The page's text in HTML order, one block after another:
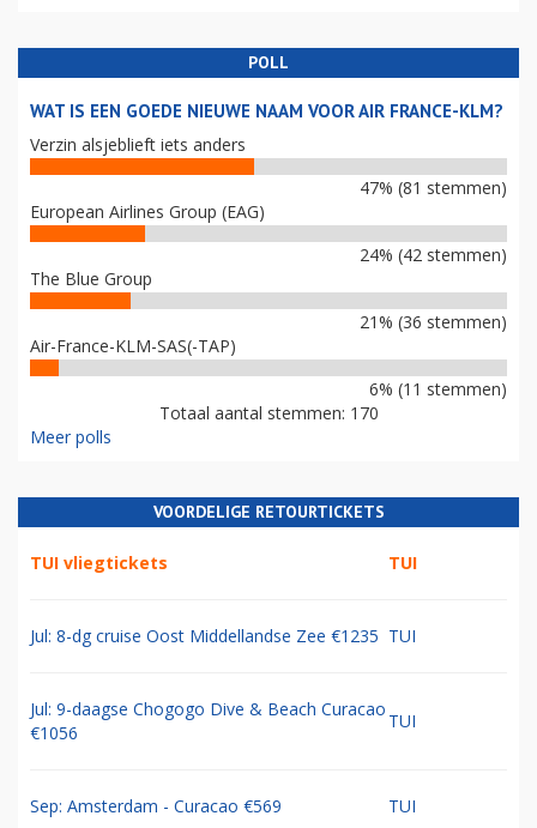
POLL
WAT IS EEN GOEDE NIEUWE NAAM VOOR AIR FRANCE-KLM?
Verzin alsjeblieft iets anders
47% (81 stemmen)
European Airlines Group (EAG)
24% (42 stemmen)
The Blue Group
21% (36 stemmen)
Air-France-KLM-SAS(-TAP)
6% (11 stemmen)
Totaal aantal stemmen: 170
Meer polls
VOORDELIGE RETOURTICKETS
TUI vliegtickets TUI
Jul: 8-dg cruise Oost Middellandse Zee €1235 TUI
Jul: 9-daagse Chogogo Dive & Beach Curacao
€1056
TUI
Sep: Amsterdam - Curacao €569 TUI